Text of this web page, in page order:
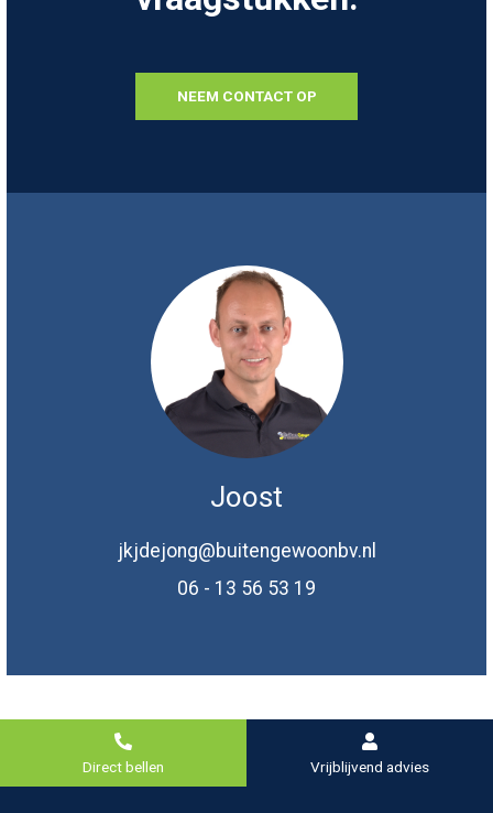
NEEM CONTACT OP
Joost
jkjdejong@buitengewoonbv.nl
06 - 13 56 53 19
Direct bellen Vrijblijvend advies